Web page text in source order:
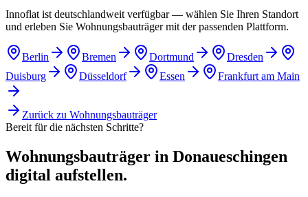
Innoflat ist deutschlandweit verfügbar — wählen Sie Ihren Standort
und erleben Sie Wohnungsbauträger mit der passenden Plattform.
Berlin Bremen Dortmund
Dresden
Duisburg
Düsseldorf Essen Frankfurt am Main
Zurück zu Wohnungsbauträger
Bereit für die nächsten Schritte?
Wohnungsbauträger in Donaueschingen
digital aufstellen.